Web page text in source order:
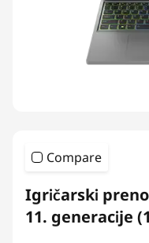
Compare
Igričarski
11. generacije